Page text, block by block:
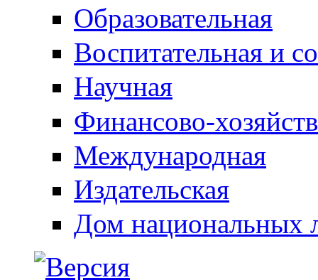
Образовательная
Воспитательная и
Научная
Финансово-
Международная
Издательская
Дом национальных